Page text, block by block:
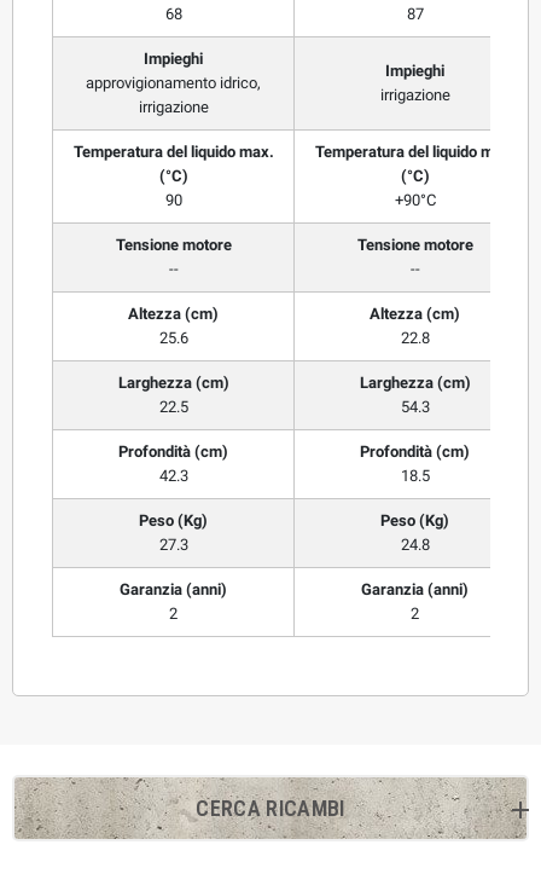
68
87
Impieghi
approvigionamento idrico,
irrigazione
Impieghi
irrigazione
Temperatura del liquido max.
(°C)
90
Temperatura del liquido max.
(°C)
+90°C
Tensione motore
--
Tensione motore
--
Altezza (cm)
25.6
Altezza (cm)
22.8
Larghezza (cm)
22.5
Larghezza (cm)
54.3
Profondità (cm)
42.3
Profondità (cm)
18.5
Peso (Kg)
27.3
Peso (Kg)
24.8
Garanzia (anni)
2
Garanzia (anni)
2
CERCA RICAMBI